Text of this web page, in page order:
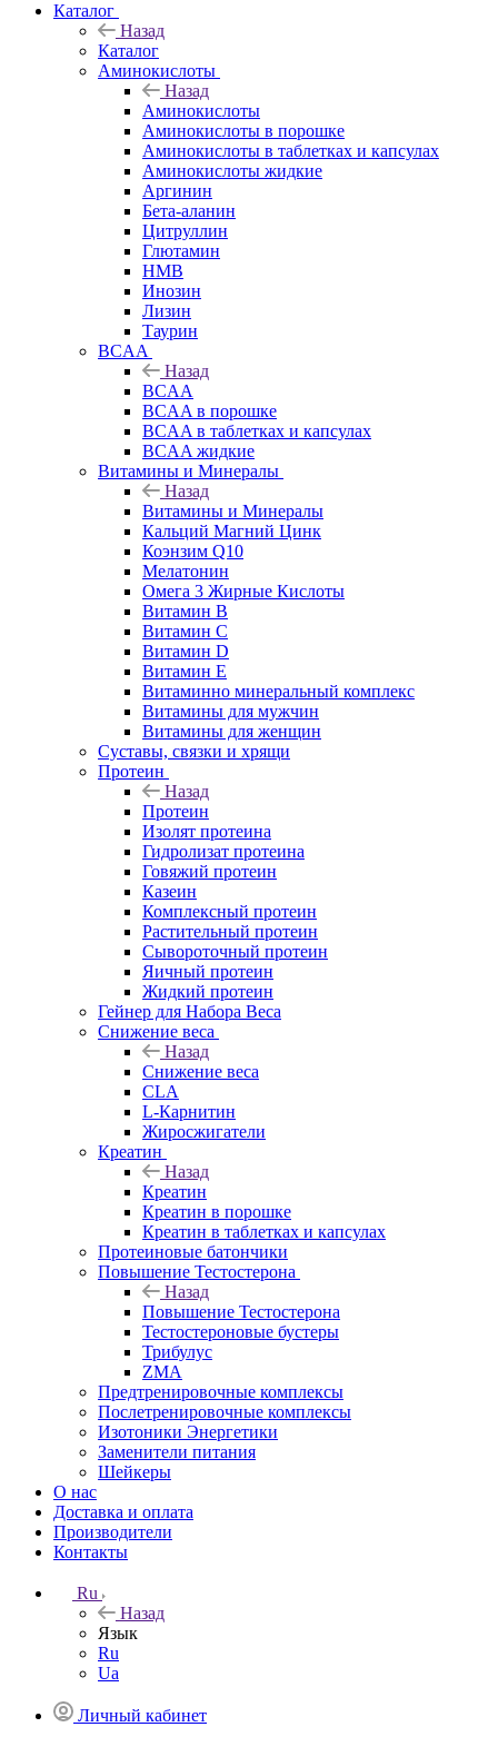
Каталог
Назад
Каталог
Аминокислоты
Назад
Аминокислоты
Аминокислоты в порошке
Аминокислоты в таблетках и капсулах
Аминокислоты жидкие
Аргинин
Бета-аланин
Цитруллин
Глютамин
HMB
Инозин
Лизин
Таурин
BCAA
Назад
BCAA
BCAA в порошке
BCAA в таблетках и капсулах
BCAA жидкие
Витамины и Минералы
Назад
Витамины и Минералы
Кальций Магний Цинк
Коэнзим Q10
Мелатонин
Омега 3 Жирные Кислоты
Витамин B
Витамин C
Витамин D
Витамин E
Витаминно минеральный комплекс
Витамины для мужчин
Витамины для женщин
Суставы, связки и хрящи
Протеин
Назад
Протеин
Изолят протеина
Гидролизат протеина
Говяжий протеин
Казеин
Комплексный протеин
Растительный протеин
Сывороточный протеин
Яичный протеин
Жидкий протеин
Гейнер для Набора Веса
Снижение веса
Назад
Снижение веса
CLA
L-Карнитин
Жиросжигатели
Креатин
Назад
Креатин
Креатин в порошке
Креатин в таблетках и капсулах
Протеиновые батончики
Повышение Тестостерона
Назад
Повышение Тестостерона
Тестостероновые бустеры
Трибулус
ZMA
Предтренировочные комплексы
Послетренировочные комплексы
Изотоники Энергетики
Заменители питания
Шейкеры
О нас
Доставка и оплата
Производители
Контакты
Ru
Назад
Язык
Ru
Ua
Личный кабинет